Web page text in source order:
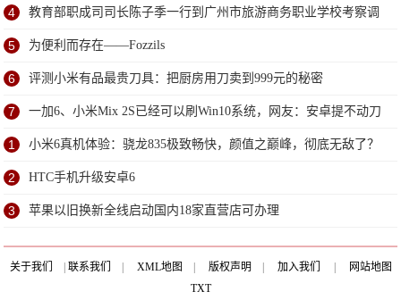
4 教育部职成司司长陈子季一行到广州市旅游商务职业学校考察调
研
5 为便利而存在——Fozzils
6 评测小米有品最贵刀具：把厨房用刀卖到999元的秘密
7 一加6、小米Mix 2S已经可以刷Win10系统，网友：安卓提不动刀
了？
1 小米6真机体验：骁龙835极致畅快，颜值之巅峰，彻底无敌了？
2 HTC手机升级安卓6
3 苹果以旧换新全线启动国内18家直营店可办理
关于我们 联系我们 XML地图 版权声明 加入我们
网站地图
TXT